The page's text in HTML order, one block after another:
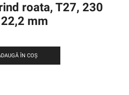
roata, T27, 230
mm
ÎN COȘ